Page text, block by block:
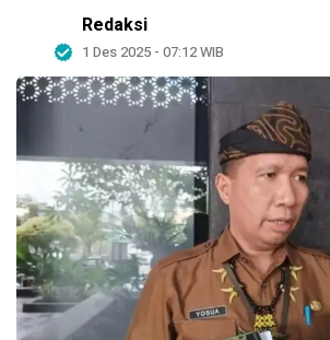
Redaksi
1 Des 2025 - 07:12 WIB